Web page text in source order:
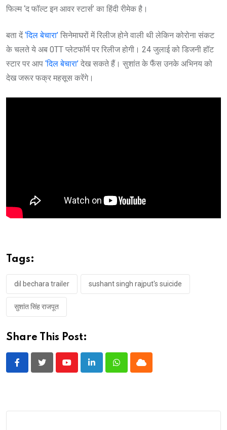
फिल्म ‘द फॉल्ट इन आवर स्टार्स’ का हिंदी रीमेक है।
बता दें ‘दिल बेचारा’ सिनेमाघरों में रिलीज होने वाली थी लेकिन कोरोना संकट
के चलते ये अब 0TT प्लेटफॉर्म पर रिलीज होगी। 24 जुलाई को डिजनी हॉट
स्टार पर आप ‘दिल बेचारा’ देख सकते हैं। सुशांत के फैंस उनके अभिनय को
देख जरूर फक्र महसूस करेंगे।
Tags:
dil bechara trailer sushant singh rajput's suicide
सुशांत सिंह राजपूत
Share This Post:
YoutubeLinkedInWhatsappCloud